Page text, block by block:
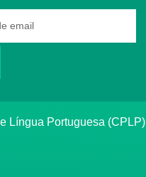
Língua Portuguesa (CPLP)